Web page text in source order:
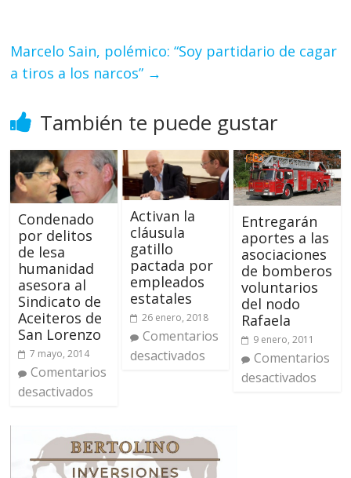
Marcelo Sain, polémico: “Soy partidario de cagar
a tiros a los narcos” →
También te puede gustar
Condenado
por delitos
de lesa
humanidad
asesora al
Sindicato de
Aceiteros de
San Lorenzo
7 mayo, 2014
Comentarios
desactivados
Activan la
cláusula
gatillo
pactada por
empleados
estatales
26 enero, 2018
Comentarios
desactivados
Entregarán
aportes a las
asociaciones
de bomberos
voluntarios
del nodo
Rafaela
9 enero, 2011
Comentarios
desactivados